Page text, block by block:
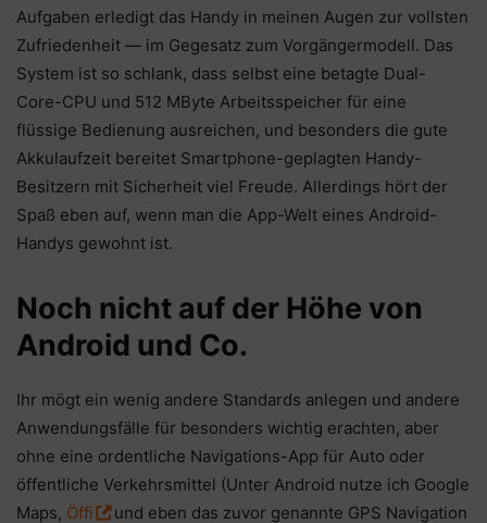
Aufgaben erledigt das Handy in meinen Augen zur vollsten
Zufriedenheit — im Gegesatz zum Vorgängermodell. Das
System ist so schlank, dass selbst eine betagte Dual-
Core-CPU und 512 MByte Arbeitsspeicher für eine
flüssige Bedienung ausreichen, und besonders die gute
Akkulaufzeit bereitet Smartphone-geplagten Handy-
Besitzern mit Sicherheit viel Freude. Allerdings hört der
Spaß eben auf, wenn man die App-Welt eines Android-
Handys gewohnt ist.
Noch nicht auf der Höhe von
Android und Co.
Ihr mögt ein wenig andere Standards anlegen und andere
Anwendungsfälle für besonders wichtig erachten, aber
ohne eine ordentliche Navigations-App für Auto oder
öffentliche Verkehrsmittel (Unter Android nutze ich Google
Maps, Öffi
und eben das zuvor genannte GPS Navigation